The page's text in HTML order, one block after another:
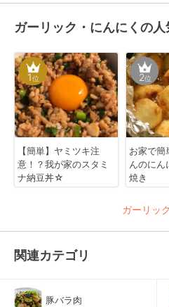
ガーリック・にんにくの
1位
【簡単】ヤミツキ注
意！？我が家のスタミ
ナ納豆丼☆
2位
お家で
んのにん
焼き
ガーリッ
関連カテゴリ
豚バラ肉